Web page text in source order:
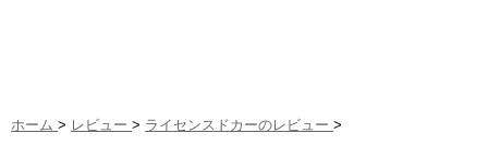
ホーム > レビュー > ライセンスドカーのレビュー >